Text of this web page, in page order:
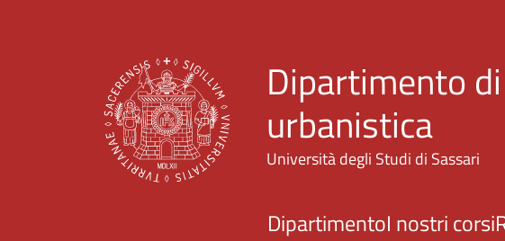
Dipartimento
urbanistica
Università degli Studi di Sassari
DipartimentoI nostri corsi